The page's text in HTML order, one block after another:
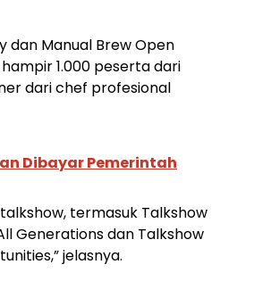
dan Manual Brew Open
1.000 peserta dari
dari chef profesional
Dibayar Pemerintah
termasuk Talkshow
Generations dan Talkshow
jelasnya.